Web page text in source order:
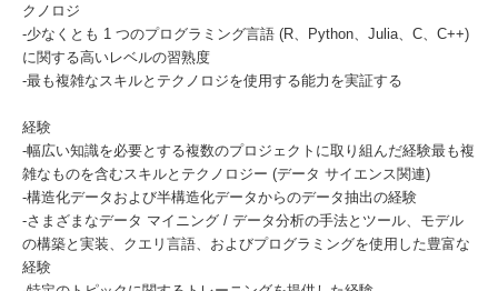
クノロジ
-少なくとも 1 つのプログラミング言語 (R、Python、Julia、C、C++)
に関する高いレベルの習熟度
-最も複雑なスキルとテクノロジを使用する能力を実証する
経験
-幅広い知識を必要とする複数のプロジェクトに取り組んだ経験最も複
雑なものを含むスキルとテクノロジー (データ サイエンス関連)
-構造化データおよび半構造化データからのデータ抽出の経験
-さまざまなデータ マイニング / データ分析の手法とツール、モデル
の構築と実装、クエリ言語、およびプログラミングを使用した豊富な
経験